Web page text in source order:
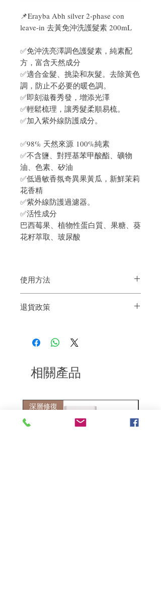
📌Erayba Abh silver 2-phase con
leave-in 去黃免沖洗護髮素 200mL
✅免沖洗亮澤調色護髮素，純素配
方，富含天然成分
✅適合金髮、挑染和灰髮。去除黃色
調，防止不必要的暖色調。
✅即刻滋養秀發，增添光澤
✅輕鬆梳理，讓秀髮柔順易梳。
✅加入紫外線防護成分。
✅98% 天然來源 100%純素
✅不含鹽、對羥基苯甲酸酯、礦物
油、色素、矽油
✅低過敏香氛奇異果黃瓜，新鮮茉莉
花香精
✅紫外線防護過濾器。
✅活性成分
巴西莓果、植物性蛋白質、果糖、葵
花籽萃取、玻尿酸
使用方法
梳理。無需沖洗。
退貨政策
到我們的產品後的前7天內通過電子郵件
相關產品
深層修復